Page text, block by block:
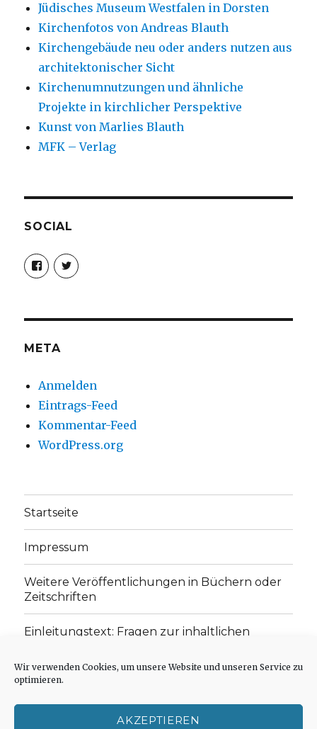
Wir verwenden Cookies, um unsere Website und unseren Service zu
optimieren.
AKZEPTIEREN
Jüdisches Museum Westfalen in Dorsten
Kirchenfotos von Andreas Blauth
Kirchengebäude neu oder anders nutzen aus
architektonischer Sicht
Kirchenumnutzungen und ähnliche
Projekte in kirchlicher Perspektive
Kunst von Marlies Blauth
MFK – Verlag
SOCIAL
Profil
von
christoph.fleischer1
anzeigen
Profil
von
anzeigen
META
Anmelden
Eintrags-Feed
Kommentar-Feed
WordPress.org
Startseite
Impressum
Weitere Veröffentlichungen in Büchern oder
Zeitschriften
Einleitungstext: Fragen zur inhaltlichen
„schwachen Glaubens“